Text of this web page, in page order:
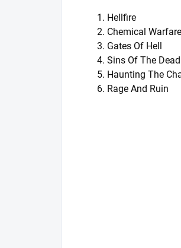
1. Hellfire
2. Chemical
3. Gates Of Hell
4. Sins Of The Dead
5. Haunting The
6. Rage And Ruin